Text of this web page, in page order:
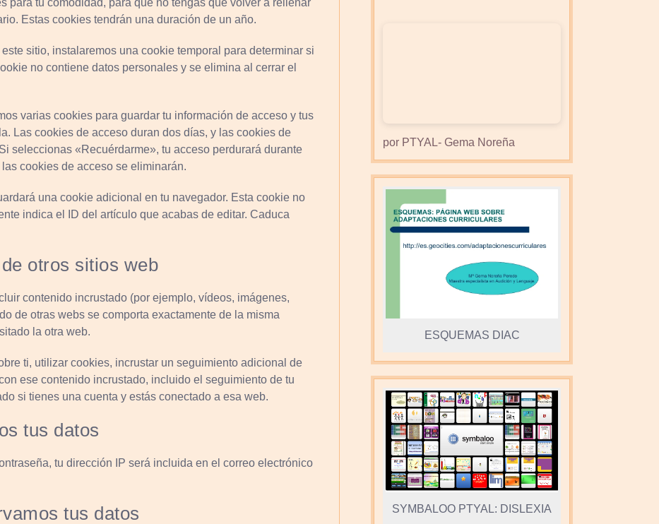
Estas cookies tendrán una duración de un año.
sitio, instalaremos una cookie temporal para determinar si
no contiene datos personales y se elimina al cerrar el
varias cookies para guardar tu información de acceso y tus
Las cookies de acceso duran dos días, y las cookies de
seleccionas «Recuérdarme», tu acceso perdurará durante
cookies de acceso se eliminarán.
una cookie adicional en tu navegador. Esta cookie no
indica el ID del artículo que acabas de editar. Caduca
otros sitios web
contenido incrustado (por ejemplo, vídeos, imágenes,
de otras webs se comporta exactamente de la misma
la otra web.
ti, utilizar cookies, incrustar un seguimiento adicional de
ese contenido incrustado, incluido el seguimiento de tu
si tienes una cuenta y estás conectado a esa web.
tus datos
tu dirección IP será incluida en el correo electrónico
tus datos
por PTYAL- Gema Noreña
ESQUEMAS DIAC
SYMBALOO PTYAL: DISLEXIA